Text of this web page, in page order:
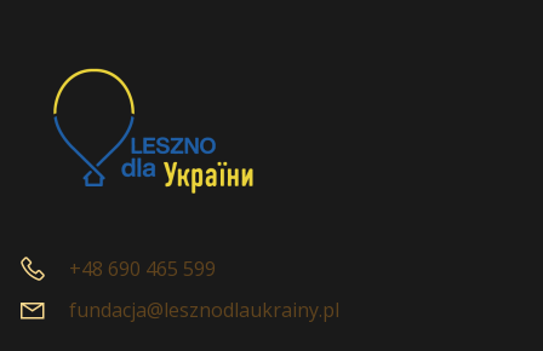
+48 690 465 599
fundacja@lesznodlaukrainy.pl